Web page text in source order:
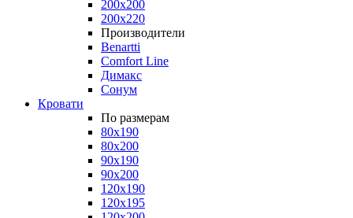
200x200
200x220
Производители
Benartti
Comfort Line
Димакс
Сонум
Кровати
По размерам
80x190
80x200
90x190
90x200
120x190
120x195